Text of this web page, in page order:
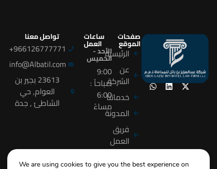
صفحات
الموقع
الرئيسية
عن
الشركة
خدماتنا
المدونة
فريق
العمل
ساعات
العمل
الأحد -
الخميس
9:00
صباحاً :
6:00
مساءً
تواصل معنا
966126777771+
info@Albatil.com
23613 بجير بن
العوام, حي
الشاطئ , جدة
We are using cookies to give you the best experience on